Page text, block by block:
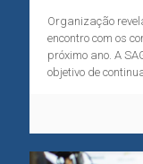
Organização
encontro com os
próximo ano. A
objetivo de